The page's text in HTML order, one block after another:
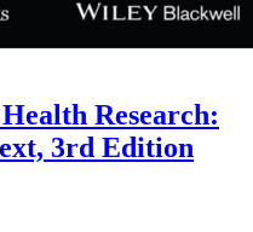
Research:
3rd Edition